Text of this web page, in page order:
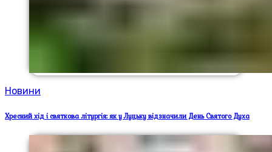
Новини
Хресний хід і святкова літургія: як у Луцьку відзначили День Святого Духа